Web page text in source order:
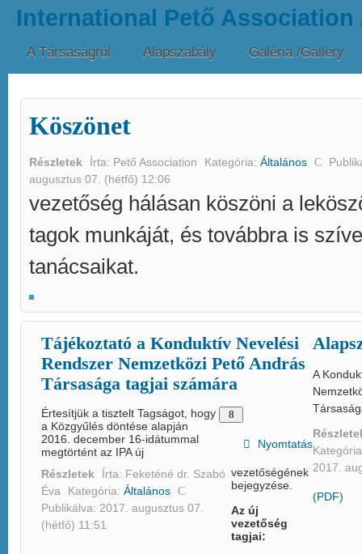
International Pető Association
A Társaságról Alapszabály Galéria /Gallery
Köszönet
Részletek Írta: Pető Association Kategória: Általános
augusztus 07. (hétfő) 12:06
vezetőség hálásan köszöni a
tagok munkáját, és továbbra is
tanácsaikat.
Tájékoztató a Konduktív Nevelési
Rendszer Nemzetközi Pető András
Társasága tagjai számára
Nyomtatás
Részletek Írta: Feketéné dr. Szabó
Éva
Kategória: Általános
Publikálva: 2017. augusztus 07.
(hétfő) 11:51
Értesítjük a tisztelt Tagságot, hogy
a Közgyűlés döntése alapján
2016. december 16-idátummal
megtörtént az IPA új
vezetőségének
bejegyzése.
Az új
vezetőség
tagjai:
2017.
A
(PDF)